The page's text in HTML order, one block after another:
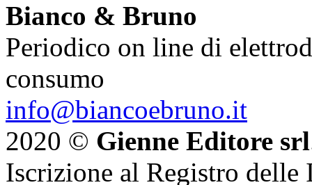
Bianco & Bruno
Periodico on line di
consumo
info@biancoebruno.it
2020 © Gienne Editore srl
Iscrizione al Registro delle